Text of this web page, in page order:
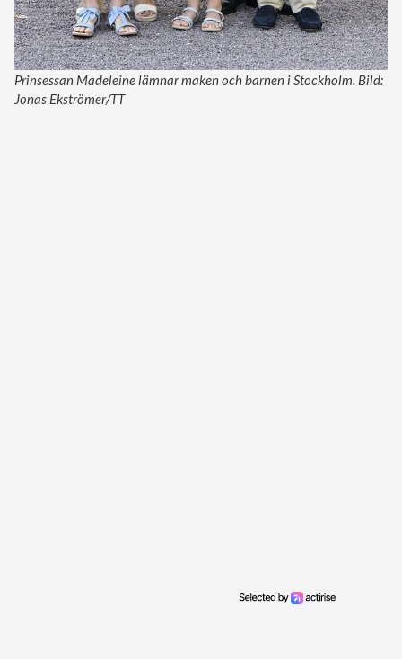
Prinsessan Madeleine lämnar maken och barnen i Stockholm. Bild:
Jonas Ekströmer/TT